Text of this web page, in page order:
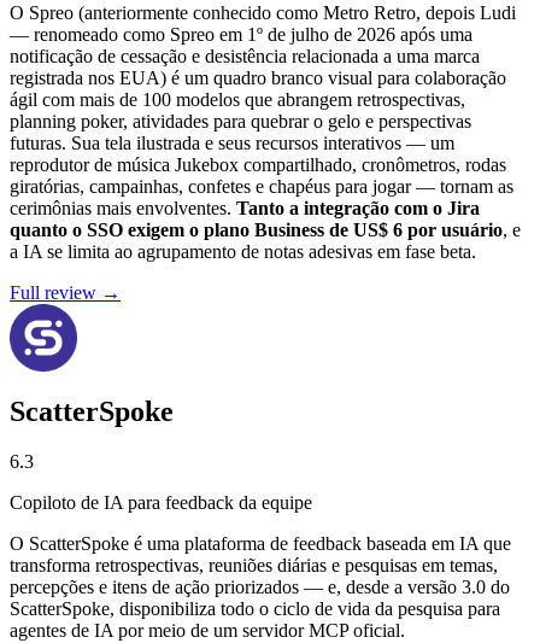
O Spreo (anteriormente conhecido como Metro Retro, depois Ludi
— renomeado como Spreo em 1º de julho de 2026 após uma
notificação de cessação e desistência relacionada a uma marca
registrada nos EUA) é um quadro branco visual para colaboração
ágil com mais de 100 modelos que abrangem retrospectivas,
planning poker, atividades para quebrar o gelo e perspectivas
futuras. Sua tela ilustrada e seus recursos interativos — um
reprodutor de música Jukebox compartilhado, cronômetros, rodas
giratórias, campainhas, confetes e chapéus para jogar — tornam as
cerimônias mais envolventes. Tanto a integração com o Jira
quanto o SSO exigem o plano Business de US$ 6 por usuário, e
a IA se limita ao agrupamento de notas adesivas em fase beta.
Full review →
ScatterSpoke
6.3
Copiloto de IA para feedback da equipe
O ScatterSpoke é uma plataforma de feedback baseada em IA que
transforma retrospectivas, reuniões diárias e pesquisas em temas,
percepções e itens de ação priorizados — e, desde a versão 3.0 do
ScatterSpoke, disponibiliza todo o ciclo de vida da pesquisa para
agentes de IA por meio de um servidor MCP oficial.